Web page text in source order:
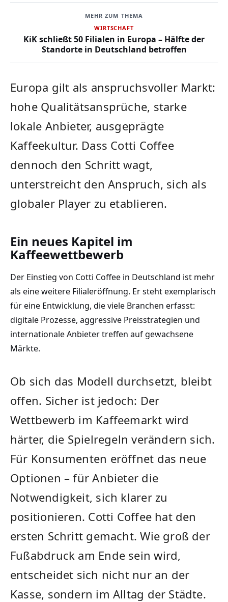
MEHR ZUM THEMA
WIRTSCHAFT
KiK schließt 50 Filialen in Europa – Hälfte der
Standorte in Deutschland betroffen
Europa gilt als anspruchsvoller Markt:
hohe Qualitätsansprüche, starke
lokale Anbieter, ausgeprägte
Kaffeekultur. Dass Cotti Coffee
dennoch den Schritt wagt,
unterstreicht den Anspruch, sich als
globaler Player zu etablieren.
Ein neues Kapitel im
Kaffeewettbewerb
Der Einstieg von Cotti Coffee in Deutschland ist mehr
als eine weitere Filialeröffnung. Er steht exemplarisch
für eine Entwicklung, die viele Branchen erfasst:
digitale Prozesse, aggressive Preisstrategien und
internationale Anbieter treffen auf gewachsene
Märkte.
Ob sich das Modell durchsetzt, bleibt
offen. Sicher ist jedoch: Der
Wettbewerb im Kaffeemarkt wird
härter, die Spielregeln verändern sich.
Für Konsumenten eröffnet das neue
Optionen – für Anbieter die
Notwendigkeit, sich klarer zu
positionieren. Cotti Coffee hat den
ersten Schritt gemacht. Wie groß der
Fußabdruck am Ende sein wird,
entscheidet sich nicht nur an der
Kasse, sondern im Alltag der Städte.